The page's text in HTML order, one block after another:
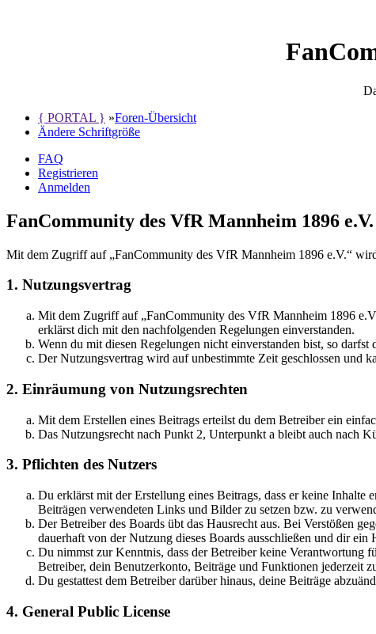
{ PORTAL } »Foren-Übersicht
Ändere Schriftgröße
FAQ
Registrieren
Anmelden
FanCommunity des VfR Mannheim 1896
Mit dem Zugriff auf „FanCommunity des VfR Mannheim 1896 e.V.“
1. Nutzungsvertrag
Mit dem Zugriff auf „FanCommunity des VfR Mannheim 1896
erklärst dich mit den nachfolgenden Regelungen einverstanden.
Wenn du mit diesen Regelungen nicht einverstanden bist, so
Der Nutzungsvertrag wird auf unbestimmte Zeit geschlossen und
2. Einräumung von Nutzungsrechten
Mit dem Erstellen eines Beitrags erteilst du dem Betreiber ein
Das Nutzungsrecht nach Punkt 2, Unterpunkt a bleibt auch nach
3. Pflichten des Nutzers
Du erklärst mit der Erstellung eines Beitrags, dass er keine Inhalte
Beiträgen verwendeten Links und Bilder zu setzen bzw. zu
Der Betreiber des Boards übt das Hausrecht aus. Bei Verstößen
dauerhaft von der Nutzung dieses Boards ausschließen und dir ein
Du nimmst zur Kenntnis, dass der Betreiber keine Verantwortung
Betreiber, dein Benutzerkonto, Beiträge und Funktionen jederzeit
Du gestattest dem Betreiber darüber hinaus, deine Beiträge
4. General Public License